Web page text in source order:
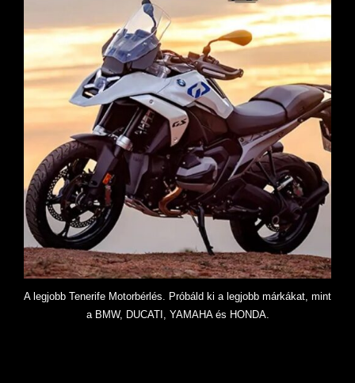
A legjobb Tenerife Motorbérlés. Próbáld ki a legjobb márkákat, mint
a BMW, DUCATI, YAMAHA és HONDA.